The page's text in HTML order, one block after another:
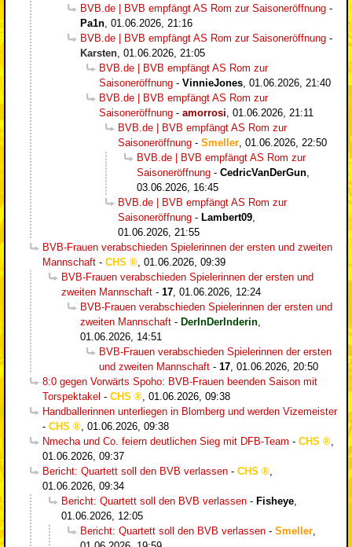
BVB.de | BVB empfängt AS Rom zur Saisoneröffnung -
Pa1n 01.06.2026, 21:16
BVB.de | BVB empfängt AS Rom zur Saisoneröffnung -
Karsten 01.06.2026, 21:05
BVB.de | BVB empfängt AS Rom zur
Saisoneröffnung - VinnieJones 01.06.2026, 21:40
BVB.de | BVB empfängt AS Rom zur
Saisoneröffnung - amorrosi 01.06.2026, 21:11
BVB.de | BVB empfängt AS Rom zur
Saisoneröffnung - Smeller 01.06.2026, 22:50
BVB.de | BVB empfängt AS Rom zur
Saisoneröffnung - CedricVanDerGun
03.06.2026, 16:45
BVB.de | BVB empfängt AS Rom zur
Saisoneröffnung - Lambert09
01.06.2026, 21:55
BVB-Frauen verabschieden Spielerinnen der ersten und zweiten
Mannschaft - CHS
01.06.2026, 09:39
BVB-Frauen verabschieden Spielerinnen der ersten und
zweiten Mannschaft - 17 01.06.2026, 12:24
BVB-Frauen verabschieden Spielerinnen der ersten und
zweiten Mannschaft - DerInDerInderin
01.06.2026, 14:51
BVB-Frauen verabschieden Spielerinnen der ersten
und zweiten Mannschaft - 17 01.06.2026, 20:50
8:0 gegen Vorwärts Spoho: BVB-Frauen beenden Saison mit
Torspektakel - CHS
01.06.2026, 09:38
Handballerinnen unterliegen in Blomberg und werden Vizemeister
- CHS
01.06.2026, 09:38
Nmecha und Co. feiern deutlichen Sieg mit DFB-Team - CHS
01.06.2026, 09:37
Bericht: Quartett soll den BVB verlassen - CHS
01.06.2026, 09:34
Bericht: Quartett soll den BVB verlassen - Fisheye
01.06.2026, 12:05
Bericht: Quartett soll den BVB verlassen - Smeller